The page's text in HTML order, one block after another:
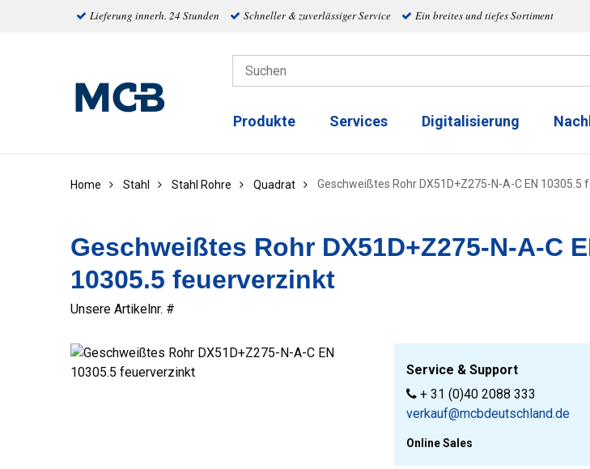
Lieferung innerh. 24 Stunden Schneller & zuverlässiger Service Ein breites und tiefes Sortiment
Produkte Services Digitalisierung
Home Stahl Stahl Rohre Quadrat Geschweißtes Rohr DX51D+Z275-N-A-C EN 10305.5
Geschweißtes Rohr DX51D+Z275-N-A-C
10305.5 feuerverzinkt
Unsere Artikelnr. #
Service & Support
+ 31 (0)40 2088 333
verkauf@mcbdeutschland.de
Online Sales